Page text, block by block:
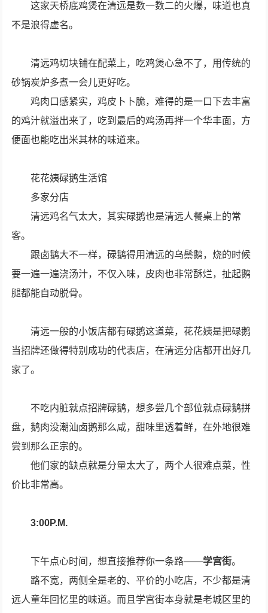
这家天桥底鸡煲在清远是数一数二的火爆，味道也真
不是浪得虚名。
清远鸡切块铺在配菜上，吃鸡煲心急不了，用传统的
砂锅炭炉多煮一会儿更好吃。
鸡肉口感紧实，鸡皮卜卜脆，难得的是一口下去丰富
的鸡汁就溢出来了，吃到最后的鸡汤再拌一个华丰面，方
便面也能吃出米其林的味道来。
花花姨碌鹅生活馆
多家分店
清远鸡名气太大，其实碌鹅也是清远人餐桌上的常
客。
跟卤鹅大不一样，碌鹅得用清远的乌鬃鹅，烧的时候
要一遍一遍浇汤汁，不仅入味，皮肉也非常酥烂，扯起鹅
腿都能自动脱骨。
清远一般的小饭店都有碌鹅这道菜，花花姨是把碌鹅
当招牌还做得特别成功的代表店，在清远分店都开出好几
家了。
不吃内脏就点招牌碌鹅，想多尝几个部位就点碌鹅拼
盘，鹅肉没潮汕卤鹅那么咸，甜味里透着鲜，在外地很难
尝到那么正宗的。
他们家的缺点就是分量太大了，两个人很难点菜，性
价比非常高。
3:00P.M.
下午点心时间，想直接推荐你一条路——学宫街。
路不宽，两侧全是老的、平价的小吃店，不少都是清
远人童年回忆里的味道。而且学宫街本身就是老城区里的